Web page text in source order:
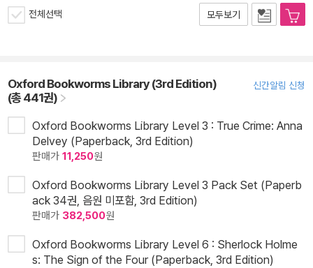
전체선택 모두보기
Oxford Bookworms Library (3rd Edition)
(총 441권)
신간알림 신청
Oxford Bookworms Library Level 3 : True Crime: Anna
Delvey (Paperback, 3rd Edition)
판매가 11,250원
Oxford Bookworms Library Level 3 Pack Set (Paperb
ack 34권, 음원 미포함, 3rd Edition)
판매가 382,500원
Oxford Bookworms Library Level 6 : Sherlock Holme
s: The Sign of the Four (Paperback, 3rd Edition)